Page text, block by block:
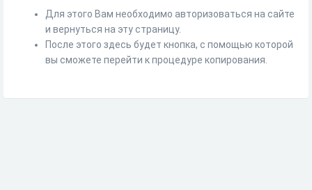
Для этого Вам необходимо авторизоваться на сайте
и вернуться на эту страницу.
После этого здесь будет кнопка, с помощью которой
вы сможете перейти к процедуре копирования.